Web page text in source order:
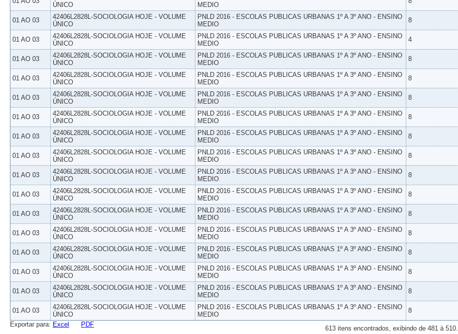
ÚNICO
MEDIO
01 AO 03
42406L2828L-SOCIOLOGIA HOJE - VOLUME
ÚNICO
PNLD 2016 - ESCOLAS PUBLICAS URBANAS 1º A 3º ANO - ENSINO
MEDIO
8
01 AO 03
42406L2828L-SOCIOLOGIA HOJE - VOLUME
ÚNICO
PNLD 2016 - ESCOLAS PUBLICAS URBANAS 1º A 3º ANO - ENSINO
MEDIO
4
01 AO 03
42406L2828L-SOCIOLOGIA HOJE - VOLUME
ÚNICO
PNLD 2016 - ESCOLAS PUBLICAS URBANAS 1º A 3º ANO - ENSINO
MEDIO
8
01 AO 03
42406L2828L-SOCIOLOGIA HOJE - VOLUME
ÚNICO
PNLD 2016 - ESCOLAS PUBLICAS URBANAS 1º A 3º ANO - ENSINO
MEDIO
8
01 AO 03
42406L2828L-SOCIOLOGIA HOJE - VOLUME
ÚNICO
PNLD 2016 - ESCOLAS PUBLICAS URBANAS 1º A 3º ANO - ENSINO
MEDIO
8
01 AO 03
42406L2828L-SOCIOLOGIA HOJE - VOLUME
ÚNICO
PNLD 2016 - ESCOLAS PUBLICAS URBANAS 1º A 3º ANO - ENSINO
MEDIO
8
01 AO 03
42406L2828L-SOCIOLOGIA HOJE - VOLUME
ÚNICO
PNLD 2016 - ESCOLAS PUBLICAS URBANAS 1º A 3º ANO - ENSINO
MEDIO
8
01 AO 03
42406L2828L-SOCIOLOGIA HOJE - VOLUME
ÚNICO
PNLD 2016 - ESCOLAS PUBLICAS URBANAS 1º A 3º ANO - ENSINO
MEDIO
8
01 AO 03
42406L2828L-SOCIOLOGIA HOJE - VOLUME
ÚNICO
PNLD 2016 - ESCOLAS PUBLICAS URBANAS 1º A 3º ANO - ENSINO
MEDIO
8
01 AO 03
42406L2828L-SOCIOLOGIA HOJE - VOLUME
ÚNICO
PNLD 2016 - ESCOLAS PUBLICAS URBANAS 1º A 3º ANO - ENSINO
MEDIO
8
01 AO 03
42406L2828L-SOCIOLOGIA HOJE - VOLUME
ÚNICO
PNLD 2016 - ESCOLAS PUBLICAS URBANAS 1º A 3º ANO - ENSINO
MEDIO
8
01 AO 03
42406L2828L-SOCIOLOGIA HOJE - VOLUME
ÚNICO
PNLD 2016 - ESCOLAS PUBLICAS URBANAS 1º A 3º ANO - ENSINO
MEDIO
8
01 AO 03
42406L2828L-SOCIOLOGIA HOJE - VOLUME
ÚNICO
PNLD 2016 - ESCOLAS PUBLICAS URBANAS 1º A 3º ANO - ENSINO
MEDIO
8
01 AO 03
42406L2828L-SOCIOLOGIA HOJE - VOLUME
ÚNICO
PNLD 2016 - ESCOLAS PUBLICAS URBANAS 1º A 3º ANO - ENSINO
MEDIO
8
01 AO 03
42406L2828L-SOCIOLOGIA HOJE - VOLUME
ÚNICO
PNLD 2016 - ESCOLAS PUBLICAS URBANAS 1º A 3º ANO - ENSINO
MEDIO
8
01 AO 03
42406L2828L-SOCIOLOGIA HOJE - VOLUME
ÚNICO
PNLD 2016 - ESCOLAS PUBLICAS URBANAS 1º A 3º ANO - ENSINO
MEDIO
8
613 itens encontrados, exibindo de 481 à 510.
Exportar para: Excel PDF